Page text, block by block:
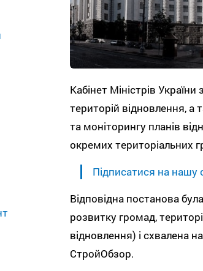
Кабінет Міністрів
територій відновлення, а
та моніторингу планів
окремих територіальних
Підписатися на нашу
Відповідна постанова
розвитку громад,
відновлення) і схвалена
СтройОбзор.